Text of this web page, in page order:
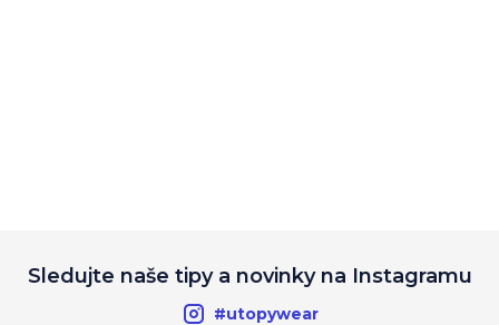
Sledujte naše tipy a novinky na Instagramu
#utopywear